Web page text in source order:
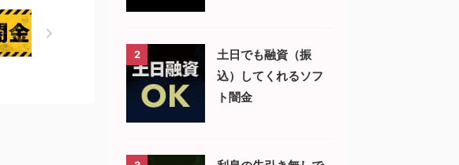
2
土日でも融資（振
込）してくれるソフ
ト闇金